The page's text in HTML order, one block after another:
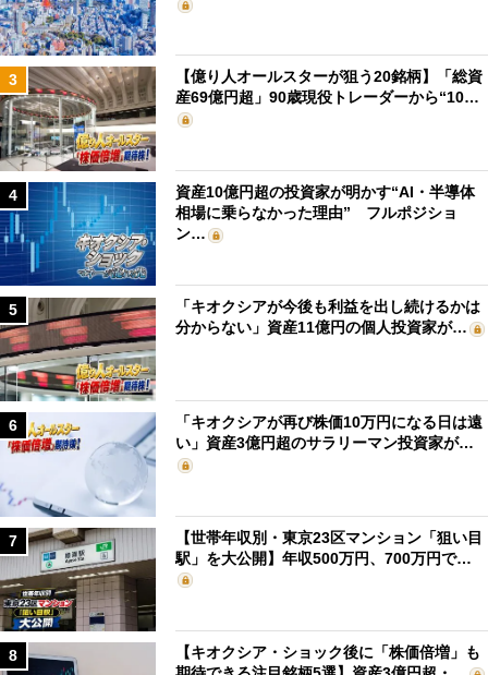
3
【億り人オールスターが狙う20銘柄】「総資
産69億円超」90歳現役トレーダーから“10…
4
資産10億円超の投資家が明かす“AI・半導体
相場に乗らなかった理由” フルポジショ
ン…
5
「キオクシアが今後も利益を出し続けるかは
分からない」資産11億円の個人投資家が…
6
「キオクシアが再び株価10万円になる日は遠
い」資産3億円超のサラリーマン投資家が…
7
【世帯年収別・東京23区マンション「狙い目
駅」を大公開】年収500万円、700万円で…
8
【キオクシア・ショック後に「株価倍増」も